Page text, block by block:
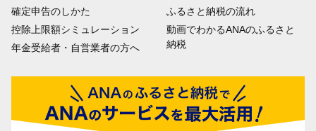
確定申告のしかた
控除上限額シミュレーション
年金受給者・自営業者の方へ
ふるさと納税の流れ
動画でわかるANAのふるさと
納税